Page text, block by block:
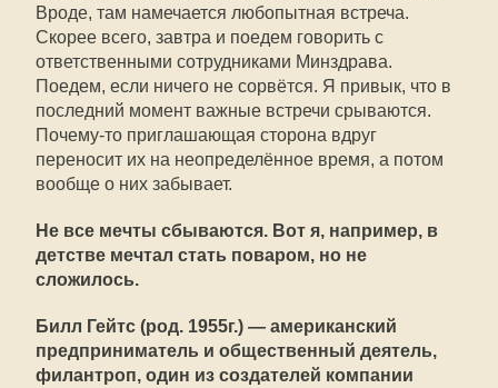
Вроде, там намечается любопытная встреча.
Скорее всего, завтра и поедем говорить с
ответственными сотрудниками Минздрава.
Поедем, если ничего не сорвётся. Я привык, что в
последний момент важные встречи срываются.
Почему-то приглашающая сторона вдруг
переносит их на неопределённое время, а потом
вообще о них забывает.
Не все мечты сбываются. Вот я, например, в
детстве мечтал стать поваром, но не
сложилось.
Билл Гейтс (род. 1955г.) — американский
предприниматель и общественный деятель,
филантроп, один из создателей компании